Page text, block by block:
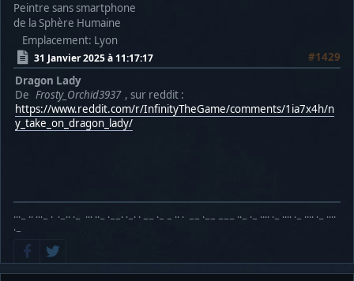
Peintre sans smartphone
de la Sphère Humaine
Emplacement: Lyon
31 Janvier 2025 à 11:17:17
#1429
Dragon Lady
De Frosty_Orchid3937 , sur reddit :
https://www.reddit.com/r/InfinityTheGame/comments/1ia7x4h/n
y_take_on_dragon_lady/
···− ·· ···− · ·−·· ·− ··· ··− ·−−· ·−· · −− ·− − ·· · −− ·−− −−− ··− ·− ···· ·− ···· ·− ···· ·− ····
·−